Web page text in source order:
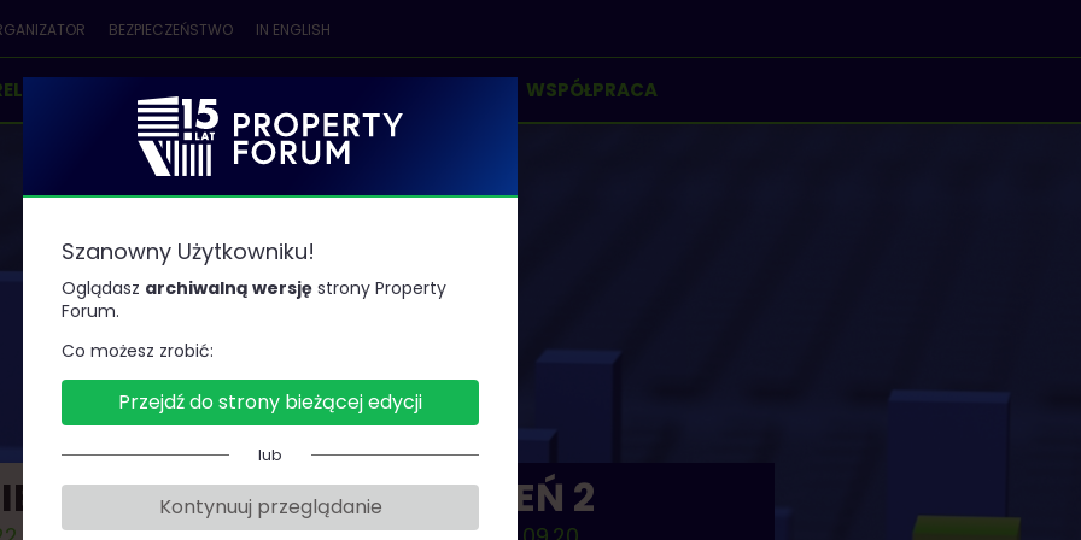
WSPÓŁPRACA
BEZPIECZEŃSTWO IN ENGLISH
AGENDA
1 DZIEŃ 2
Szanowny Użytkowniku!
Oglądasz archiwalną wersję strony Property
Forum.
Co możesz zrobić:
Przejdź do strony bieżącej edycji
lub
Kontynuuj przeglądanie